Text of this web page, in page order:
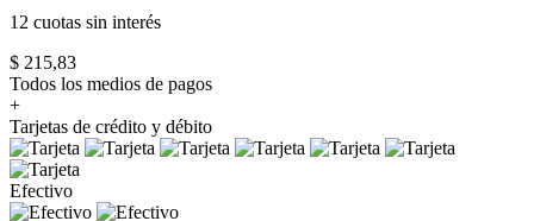
12 cuotas sin interés
$ 215,83
Todos los medios de pagos
+
Tarjetas de crédito y débito
Efectivo